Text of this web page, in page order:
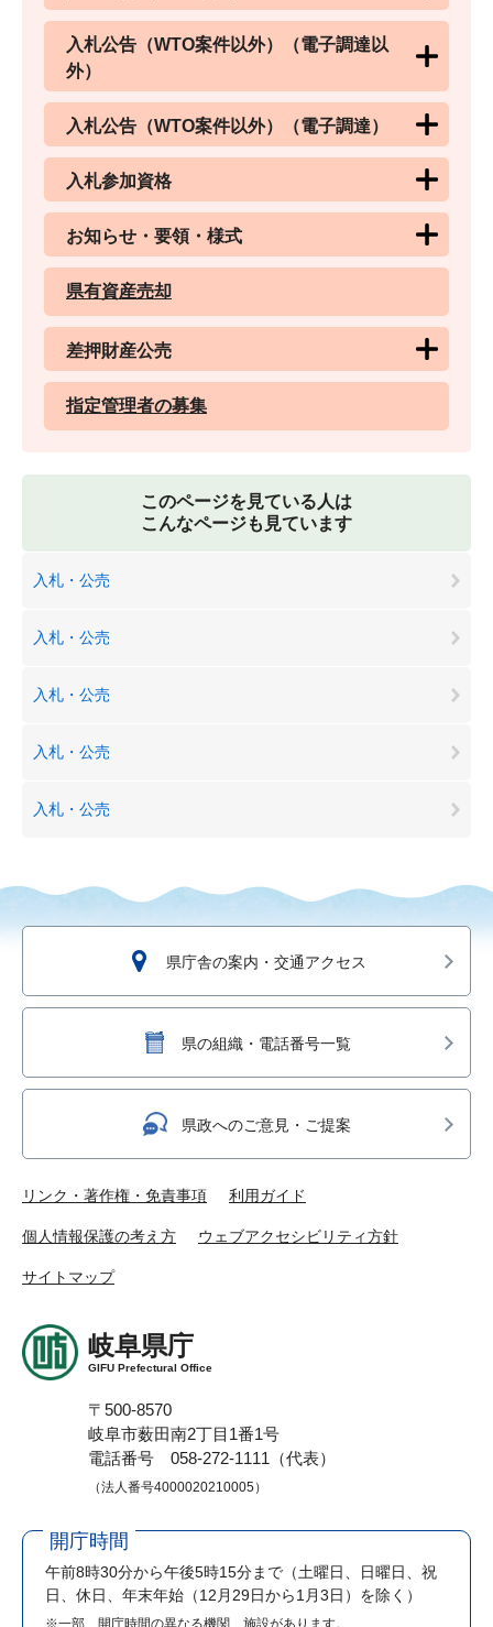
入札公告（WTO案件以外）（電子調達以
外）
入札公告（WTO案件以外）（電子調達）
入札参加資格
お知らせ・要領・様式
県有資産売却
差押財産公売
指定管理者の募集
このページを見ている人は
こんなページも見ています
入札・公売
入札・公売
入札・公売
入札・公売
入札・公売
県庁舎の案内・交通アクセス
県の組織・電話番号一覧
県政へのご意見・ご提案
リンク・著作権・免責事項 利用ガイド
個人情報保護の考え方 ウェブアクセシビリティ方針
サイトマップ
岐阜県庁
GIFU Prefectural Office
〒500-8570
岐阜市薮田南2丁目1番1号
電話番号 058-272-1111（代表）
（法人番号4000020210005）
開庁時間
午前8時30分から午後5時15分まで （土曜日、日曜日、祝
日、休日、年末年始（12月29日から1月3日）を除く）
※一部、開庁時間の異なる機関、施設があります。